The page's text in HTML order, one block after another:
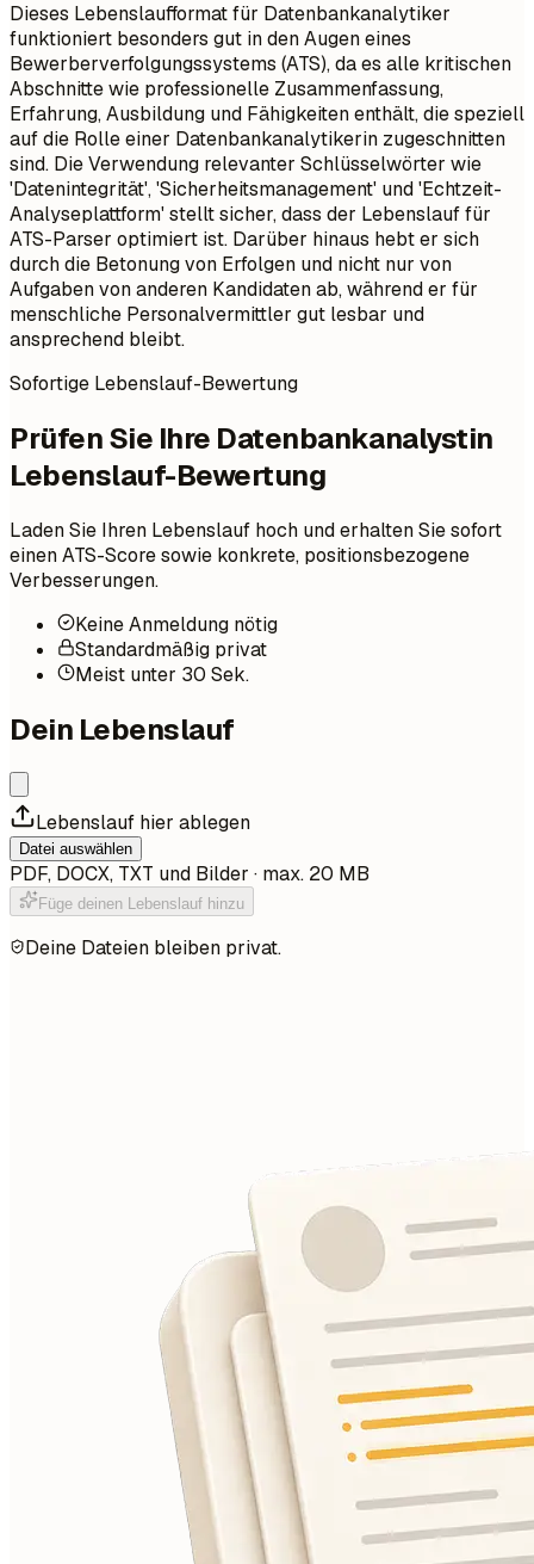
Dieses Lebenslaufformat für Datenbankanalytiker
funktioniert besonders gut in den Augen eines
Bewerberverfolgungssystems (ATS), da es alle kritischen
Abschnitte wie professionelle Zusammenfassung,
Erfahrung, Ausbildung und Fähigkeiten enthält, die speziell
auf die Rolle einer Datenbankanalytikerin zugeschnitten
sind. Die Verwendung relevanter Schlüsselwörter wie
'Datenintegrität', 'Sicherheitsmanagement' und 'Echtzeit-
Analyseplattform' stellt sicher, dass der Lebenslauf für
ATS-Parser optimiert ist. Darüber hinaus hebt er sich
durch die Betonung von Erfolgen und nicht nur von
Aufgaben von anderen Kandidaten ab, während er für
menschliche Personalvermittler gut lesbar und
ansprechend bleibt.
Sofortige Lebenslauf-Bewertung
Prüfen Sie Ihre Datenbankanalystin
Lebenslauf-Bewertung
Laden Sie Ihren Lebenslauf hoch und erhalten Sie sofort
einen ATS-Score sowie konkrete, positionsbezogene
Verbesserungen.
Keine Anmeldung nötig
Standardmäßig privat
Meist unter 30 Sek.
Dein Lebenslauf
Lebenslauf hier ablegen
Datei auswählen
PDF, DOCX, TXT und Bilder · max. 20 MB
Füge deinen Lebenslauf hinzu
Deine Dateien bleiben privat.